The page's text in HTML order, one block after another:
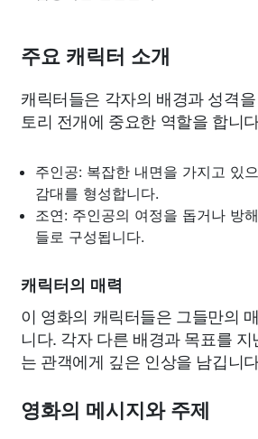
주요 캐릭터 소개
캐릭터들은 각자의 배경과 성격
토리 전개에 중요한 역할을 합니
주인공: 복잡한 내면을 가지고 있
감대를 형성합니다.
조연: 주인공의 여정을 돕거나 방
들로 구성됩니다.
캐릭터의 매력
이 영화의 캐릭터들은 그들만의
니다. 각자 다른 배경과 목표를
는 관객에게 깊은 인상을 남깁니
영화의 메시지와 주제